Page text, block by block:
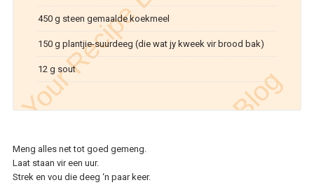
450 g steen gemaalde koekmeel
150 g plantjie-suurdeeg (die wat jy kweek vir brood bak)
12 g sout
Meng alles net tot goed gemeng.
Laat staan vir een uur.
Strek en vou die deeg ‘n paar keer.